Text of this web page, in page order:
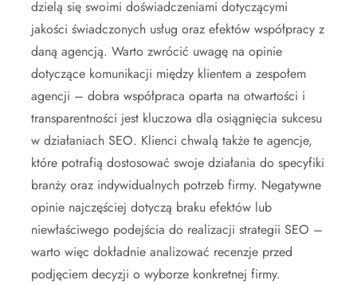
dzielą się swoimi doświadczeniami dotyczącymi
jakości świadczonych usług oraz efektów współpracy z
daną agencją. Warto zwrócić uwagę na opinie
dotyczące komunikacji między klientem a zespołem
agencji – dobra współpraca oparta na otwartości i
transparentności jest kluczowa dla osiągnięcia sukcesu
w działaniach SEO. Klienci chwalą także te agencje,
które potrafią dostosować swoje działania do specyfiki
branży oraz indywidualnych potrzeb firmy. Negatywne
opinie najczęściej dotyczą braku efektów lub
niewłaściwego podejścia do realizacji strategii SEO –
warto więc dokładnie analizować recenzje przed
podjęciem decyzji o wyborze konkretnej firmy.